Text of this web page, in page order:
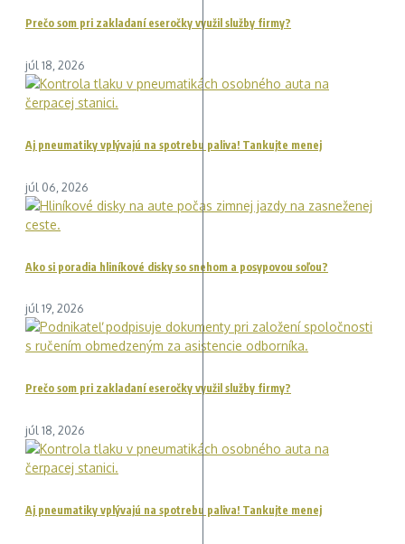
Prečo som pri zakladaní eseročky využil služby firmy?
júl 18, 2026
Aj pneumatiky vplývajú na spotrebu paliva! Tankujte menej
júl 06, 2026
Ako si poradia hliníkové disky so snehom a posypovou soľou?
júl 19, 2026
Prečo som pri zakladaní eseročky využil služby firmy?
júl 18, 2026
Aj pneumatiky vplývajú na spotrebu paliva! Tankujte menej